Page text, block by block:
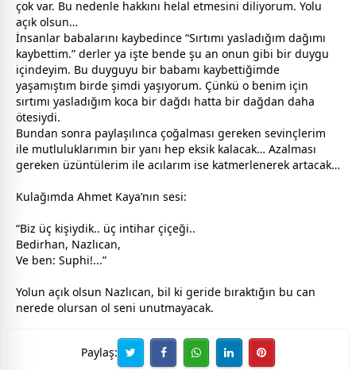
çok var. Bu nedenle hakkını helal etmesini diliyorum. Yolu
açık olsun…
İnsanlar babalarını kaybedince “Sırtımı yasladığım dağımı
kaybettim.” derler ya işte bende şu an onun gibi bir duygu
içindeyim. Bu duyguyu bir babamı kaybettiğimde
yaşamıştım birde şimdi yaşıyorum. Çünkü o benim için
sırtımı yasladığım koca bir dağdı hatta bir dağdan daha
ötesiydi.
Bundan sonra paylaşılınca çoğalması gereken sevinçlerim
ile mutluluklarımın bir yanı hep eksik kalacak… Azalması
gereken üzüntülerim ile acılarım ise katmerlenerek artacak…
Kulağımda Ahmet Kaya’nın sesi:
“Biz üç kişiydik.. üç intihar çiçeği..
Bedirhan, Nazlıcan,
Ve ben: Suphi!...”
Yolun açık olsun Nazlıcan, bil ki geride bıraktığın bu can
nerede olursan ol seni unutmayacak.
Paylaş: